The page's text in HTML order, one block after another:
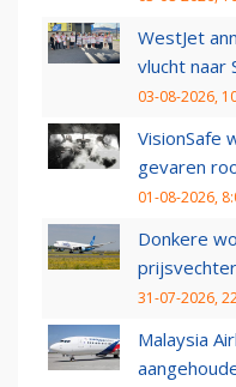
WestJet
vlucht naar
03-08-2026,
VisionSafe
gevaren
01-08-2026,
Donkere
31-07-2026,
Malaysia